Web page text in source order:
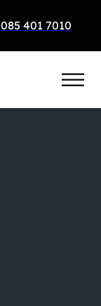
085 401 7010